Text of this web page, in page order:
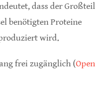
dass der Großteil
benötigten Proteine
wird.
frei zugänglich (Open